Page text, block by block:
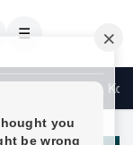
☰
së Vuçiqit,